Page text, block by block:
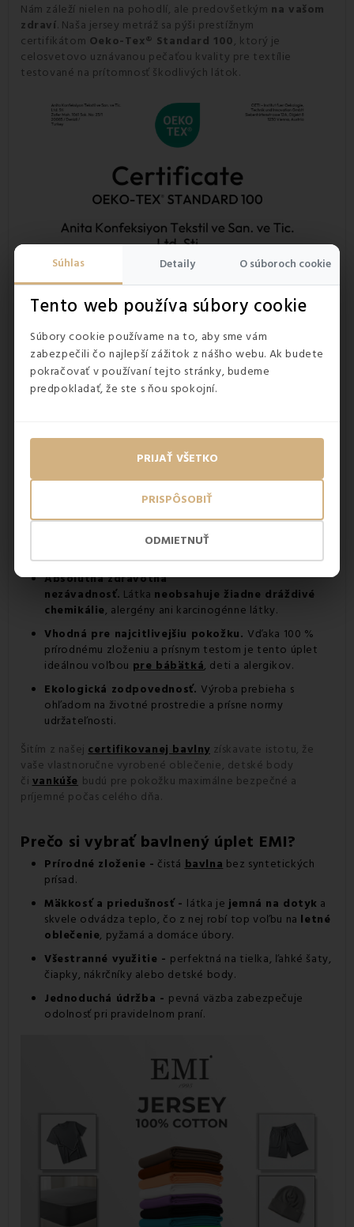
Súhlas Detaily O súboroch cookie
Tento web používa súbory cookie
Súbory cookie používame na to, aby sme vám
zabezpečili čo najlepší zážitok z nášho webu. Ak budete
pokračovať v používaní tejto stránky, budeme
predpokladať, že ste s ňou spokojní.
ODMIETNUŤ
PRISPÔSOBIŤ
PRIJAŤ VŠETKO
Nám záleží nielen na pohodlí, ale predovšetkým na vašom
zdraví. Naša jersey metráž sa pýši prestížnym
certifikátom Oeko-Tex® Standard 100, ktorý je
celosvetovo uznávanou pečaťou kvality pre textílie
testované na prítomnosť škodlivých látok.
Čo to znamená pre vás?
Absolútna zdravotná
nezávadnosť. Látka neobsahuje žiadne dráždivé
chemikálie, alergény ani karcinogénne látky.
Vhodná pre najcitlivejšiu pokožku. Vďaka 100 %
prírodnému zloženiu a prísnym testom je tento úplet
ideálnou voľbou pre bábätká, deti a alergikov.
Ekologická zodpovednosť. Výroba prebieha s
ohľadom na životné prostredie a prísne normy
udržateľnosti.
Šitím z našej certifikovanej bavlny získavate istotu, že
vaše vlastnoručne vyrobené oblečenie, detské body
či vankúše budú pre pokožku maximálne bezpečné a
príjemné počas celého dňa.
Prečo si vybrať bavlnený úplet EMI?
Prírodné zloženie - čistá bavlna bez syntetických
prísad.
Mäkkosť a priedušnosť - látka je jemná na dotyk a
skvele odvádza teplo, čo z nej robí top voľbu na letné
oblečenie, pyžamá a domáce úbory.
Všestranné využitie - perfektná na tielka, ľahké šaty,
čiapky, nákrčníky alebo detské body.
Jednoduchá údržba - pevná väzba zabezpečuje
odolnosť pri pravidelnom praní.